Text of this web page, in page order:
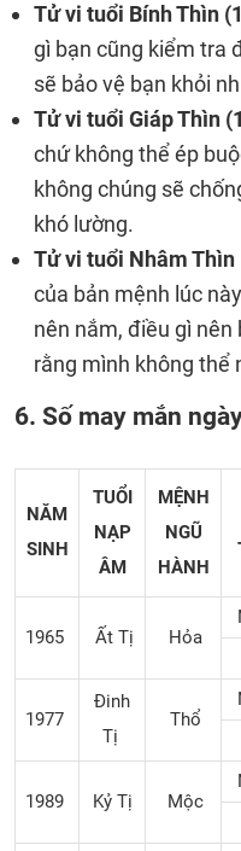
Tử vi tuổi Bính Thìn
gì bạn cũng kiểm tra
sẽ bảo vệ bạn khỏi
Tử vi tuổi Giáp Thìn
chứ không thể ép
không chúng sẽ
khó lường.
Tử vi tuổi Nhâm Thìn
của bản mệnh lúc
nên nắm, điều gì
rằng mình không thể
6. Số may mắn
NĂM
SINH
TUỔI
NẠP
ÂM
MỆNH
NGŨ
HÀNH
1965 Ất Tị Hỏa
1977
Đinh
Tị
Thổ
1989 Kỷ Tị Mộc